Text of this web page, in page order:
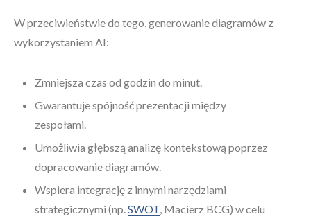
W przeciwieństwie do tego, generowanie diagramów z
wykorzystaniem AI:
Zmniejsza czas od godzin do minut.
Gwarantuje spójność prezentacji między
zespołami.
Umożliwia głębszą analizę kontekstową poprzez
dopracowanie diagramów.
Wspiera integrację z innymi narzędziami
strategicznymi (np.SWOT, Macierz BCG) w celu